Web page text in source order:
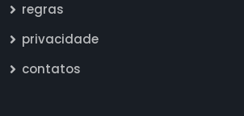
regras
privacidade
contatos